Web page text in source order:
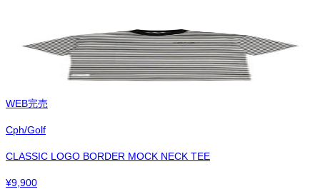
WEB完売
Cph/Golf
CLASSIC LOGO BORDER MOCK NECK TEE
¥9,900